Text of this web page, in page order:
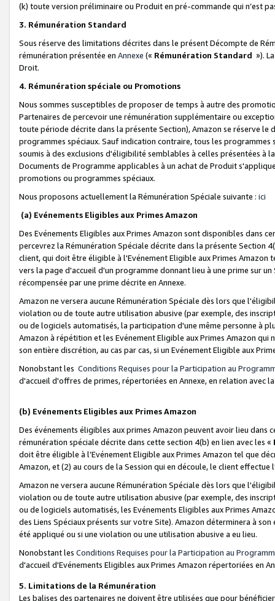
(k) toute version préliminaire ou Produit en pré-commande qui n’est
3. Rémunération Standard
Sous réserve des limitations décrites dans le présent Décompte de
rémunération présentée en Annexe (« Rémunération Standard »).
Droit.
4. Rémunération spéciale ou Promotions
Nous sommes susceptibles de proposer de temps à autre des
Partenaires de percevoir une rémunération supplémentaire ou
toute période décrite dans la présente Section), Amazon se réserve
programmes spéciaux. Sauf indication contraire, tous les
soumis à des exclusions d'éligibilité semblables à celles présentées à
Documents de Programme applicables à un achat de Produit
promotions ou programmes spéciaux.
Nous proposons actuellement la Rémunération Spéciale suivante : ici
(a) Evénements Eligibles aux Primes Amazon
Des Evénements Eligibles aux Primes Amazon sont disponibles dans
percevrez la Rémunération Spéciale décrite dans la présente Section
client, qui doit être éligible à l'Evénement Eligible aux Primes Amazon
vers la page d'accueil d'un programme donnant lieu à une prime sur
récompensée par une prime décrite en Annexe.
Amazon ne versera aucune Rémunération Spéciale dès lors que
violation ou de toute autre utilisation abusive (par exemple, des
ou de logiciels automatisés, la participation d'une même personne à
Amazon à répétition et les Evénement Eligible aux Primes Amazon qui
son entière discrétion, au cas par cas, si un Evénement Eligible aux
Nonobstant les Conditions Requises pour la Participation au
d'accueil d'offres de primes, répertoriées en Annexe, en relation avec
(b) Evénements Eligibles aux Primes Amazon
Des événements éligibles aux primes Amazon peuvent avoir lieu dans
rémunération spéciale décrite dans cette section 4(b) en lien avec les «
doit être éligible à l’Evénement Eligible aux Primes Amazon tel que
Amazon, et (2) au cours de la Session qui en découle, le client
Amazon ne versera aucune Rémunération Spéciale dès lors que
violation ou de toute autre utilisation abusive (par exemple, des
ou de logiciels automatisés, les Evénements Eligibles aux Primes
des Liens Spéciaux présents sur votre Site). Amazon déterminera à
été appliqué ou si une violation ou une utilisation abusive a eu lieu.
Nonobstant les Conditions Requises pour la Participation au
d'accueil d'Evénements Eligibles aux Primes Amazon répertoriées en
5. Limitations de la Rémunération
Les balises des partenaires ne doivent être utilisées que pour